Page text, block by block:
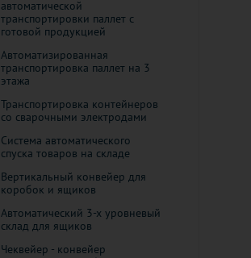
автоматической
транспортировки паллет с
готовой продукцией
Автоматизированная
транспортировка паллет на 3
этажа
Транспортировка контейнеров
со сварочными электродами
Система автоматического
спуска товаров на складе
Вертикальный конвейер для
коробок и ящиков
Автоматический 3-х уровневый
склад для ящиков
Чеквейер - конвейер